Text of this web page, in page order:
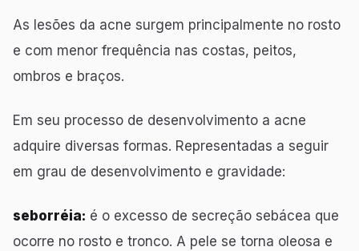
As lesões da acne surgem principalmente no rosto
e com menor frequência nas costas, peitos,
ombros e braços.
Em seu processo de desenvolvimento a acne
adquire diversas formas. Representadas a seguir
em grau de desenvolvimento e gravidade:
seborréia: é o excesso de secreção sebácea que
ocorre no rosto e tronco. A pele se torna oleosa e